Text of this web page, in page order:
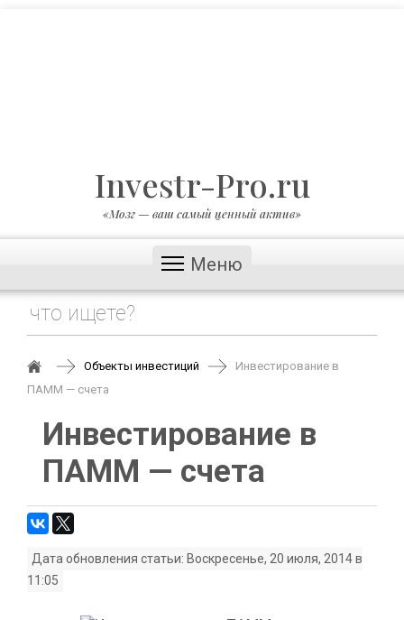
Investr-Pro.ru
«Мозг — ваш самый ценный актив»
Меню
Объекты инвестиций
Инвестирование в
ПАММ — счета
Инвестирование в
ПАММ — счета
Дата обновления статьи: Воскресенье, 20 июля, 2014 в
11:05